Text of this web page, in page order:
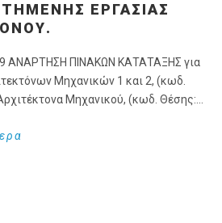
ΕΡΓΑΣΊΑΣ
ΑΝΑΡΤΗΣΗ ΠΙΝΑΚΩΝ ΚΑΤΑΤΑΞΗΣ για
Μηχανικών 1 και 2, (κωδ.
Μηχανικού, (κωδ. Θέσης:...